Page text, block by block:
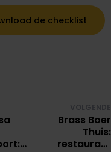
de checklist
Brass Boer
Thuis:
restaurant